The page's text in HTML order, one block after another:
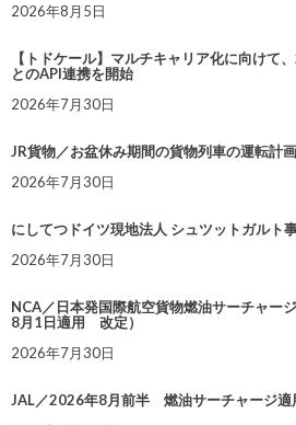
2026年8月5日
【トドケール】マルチキャリア化に向けて
とのAPI連携を開始
2026年7月30日
JR貨物／お盆休み期間の貨物列車の運転計
2026年7月30日
にしてつドイツ現地法人 シュツットガルト
2026年7月30日
NCA／日本発国際航空貨物燃油サーチャー
8月1日適用 改定）
2026年7月30日
JAL／2026年8月前半 燃油サーチャージ適